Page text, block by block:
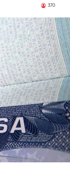
370